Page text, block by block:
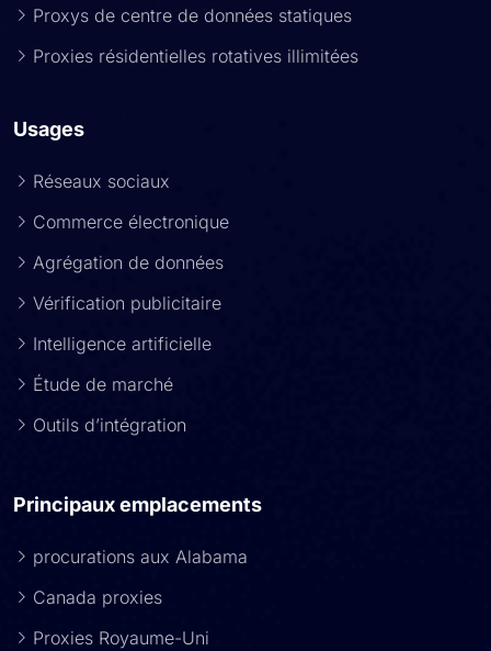
Proxys de centre de données statiques
Proxies résidentielles rotatives illimitées
Usages
Réseaux sociaux
Commerce électronique
Agrégation de données
Vérification publicitaire
Intelligence artificielle
Étude de marché
Outils d’intégration
Principaux emplacements
procurations aux Alabama
Canada proxies
Proxies Royaume-Uni